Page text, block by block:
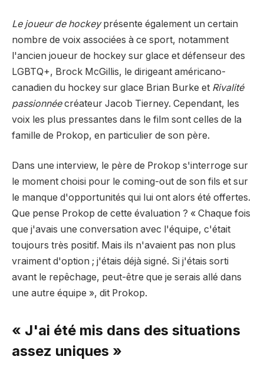
Le joueur de hockeyprésente également un certain
nombre de voix associées à ce sport, notamment
l'ancien joueur de hockey sur glace et défenseur des
LGBTQ+, Brock McGillis, le dirigeant américano-
canadien du hockey sur glace Brian Burke et Rivalité
passionnéecréateur Jacob Tierney. Cependant, les
voix les plus pressantes dans le film sont celles de la
famille de Prokop, en particulier de son père.
Dans une interview, le père de Prokop s'interroge sur
le moment choisi pour le coming-out de son fils et sur
le manque d'opportunités qui lui ont alors été offertes.
Que pense Prokop de cette évaluation ? « Chaque fois
que j'avais une conversation avec l'équipe, c'était
toujours très positif. Mais ils n'avaient pas non plus
vraiment d'option ; j'étais déjà signé. Si j'étais sorti
avant le repêchage, peut-être que je serais allé dans
une autre équipe », dit Prokop.
« J'ai été mis dans des situations
assez uniques »